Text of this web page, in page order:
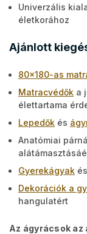
Univerzális
életkorához
Ajánlott
80x180-as
Matracvédők a
élettartama
Lepedők és
Anatómiai
Gyerekágyak
Dekorációk a
hangulatért
Az ágyrácsok az